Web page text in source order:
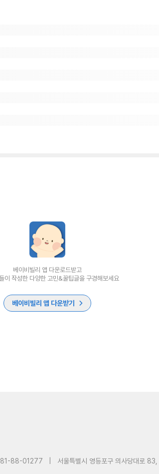
베이비빌리 앱 다운로드받고
이 작성한 다양한 고민&꿀팁글을 구경해보세요
베이비빌리 앱 다운받기
88-01277
서울특별시 영등포구 의사당대로